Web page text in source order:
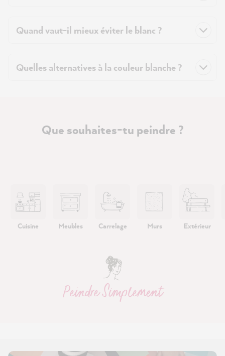
Quand vaut-il mieux éviter le blanc ?
Quelles alternatives à la couleur blanche ?
Que souhaites-tu peindre ?
Peindre Simplement
Cuisine Meubles Carrelage Murs Extérieur